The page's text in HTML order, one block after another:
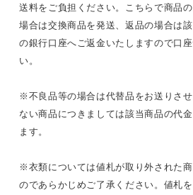
送料をご負担ください。こちらで商品
場合は交換商品を発送、返品の場合は
の銀行口座へご返金いたしますので口
い。
※不良品等の場合は代替品をお送りさ
ない商品につきましては該当商品の代
ます。
※衣類については値札が取り外された
のであらかじめご了承ください。値札